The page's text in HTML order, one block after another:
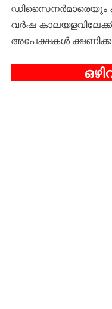
ഡിസൈനർമാരെയും
വർഷ
അപേക്ഷകൾ